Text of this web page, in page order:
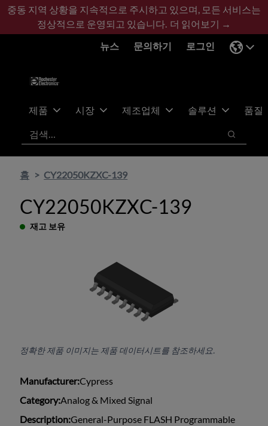
기
콘
바
글
중동 지역 상황을 지속적으로 주시하고 있으며, 모든 서비스는
정상적으로 운영되고 있습니다. 더 읽어보기 →
뉴스
문의하기 로그인
제품 시장 제조업체 솔루션
품질
검색
검색
홈 CY22050KZXC-139
CY22050KZXC-139
재고 보유
정확한 제품 이미지는 제품 데이터시트를 참조하세요.
Manufacturer:Cypress
Category:Analog & Mixed Signal
Description:General-Purpose FLASH Programmable